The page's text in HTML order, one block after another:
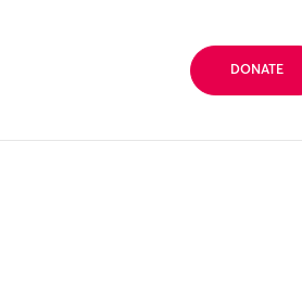
DONATE